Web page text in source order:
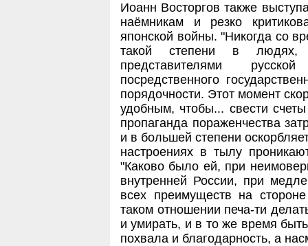
Иоанн Восторгов также
наёмникам и резко
японской войны. "Никогда со
такой степени в людях,
представителями
посредственного
порядочности. Этот момент
удобным, чтобы... свести
пропаганда пораженчества
и в большей степени
настроениях в тылу
"Каково было ей, при
внутренней России, при
всех преимуществ на
таком отношении печа-ти
и умирать, и в то же время
похвала и благодарность, а